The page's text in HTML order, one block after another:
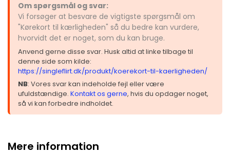
Om spørgsmål og svar:
Vi forsøger at besvare de vigtigste spørgsmål om
"Kørekort til kærligheden" så du bedre kan vurdere,
hvorvidt det er noget, som du kan bruge.
Anvend gerne disse svar. Husk altid at linke tilbage til
denne side som kilde:
https://singleflirt.dk/produkt/koerekort-til-kaerligheden/
NB: Vores svar kan indeholde fejl eller være
ufuldstændige. Kontakt os gerne, hvis du opdager noget,
så vi kan forbedre indholdet.
Mere information